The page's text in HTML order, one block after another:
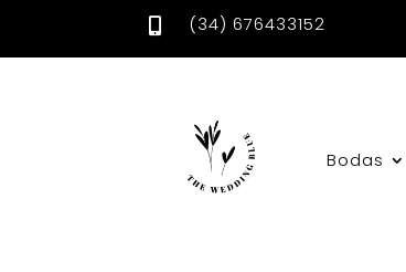
(34) 676433152
Bodas